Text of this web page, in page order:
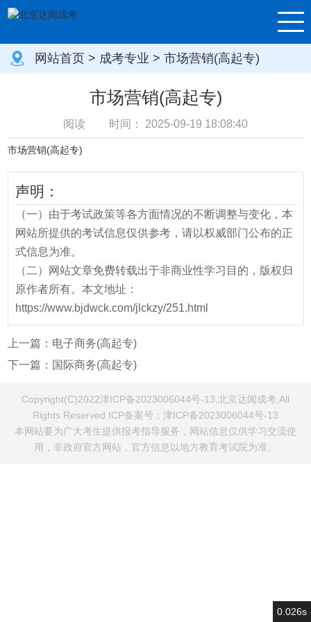
网站首页 > 成考专业 > 市场营销(高起专)
市场营销(高起专)
阅读 时间： 2025-09-19 18:08:40
市场营销(高起专)
声明：
（一）由于考试政策等各方面情况的不断调整与变化，本
网站所提供的考试信息仅供参考，请以权威部门公布的正
式信息为准。
（二）网站文章免费转载出于非商业性学习目的，版权归
原作者所有。本文地址：
https://www.bjdwck.com/jlckzy/251.html
上一篇： 电子商务(高起专)
下一篇： 国际商务(高起专)
Copyright(C)2022津ICP备2023006044号-13,北京达闻成考,All
Rights Reserved ICP备案号： 津ICP备2023006044号-13
本网站要为广大考生提供报考指导服务，网站信息仅供学习交流使
用，非政府官方网站，官方信息以地方教育考试院为准。
0.026s